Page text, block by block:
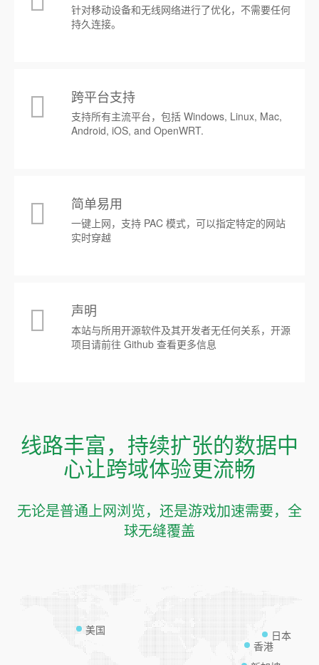
针对移动设备和无线网络进行了优化，不需要任何
持久连接。
跨平台支持
支持所有主流平台，包括 Windows, Linux, Mac,
Android, iOS, and OpenWRT.
简单易用
一键上网，支持 PAC 模式，可以指定特定的网站
实时穿越
声明
本站与所用开源软件及其开发者无任何关系，开源
项目请前往 Github 查看更多信息
线路丰富，持续扩张的数据中
心让跨域体验更流畅
无论是普通上网浏览，还是游戏加速需要，全
球无缝覆盖
美国 日本
香港